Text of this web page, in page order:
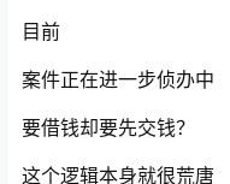
目前
案件正在进一步侦办中
要借钱却要先交钱？
这个逻辑本身就很荒唐